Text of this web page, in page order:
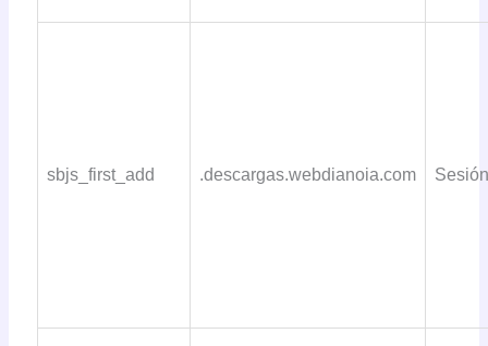
sbjs_first_add .descargas.webdianoia.com Sesión